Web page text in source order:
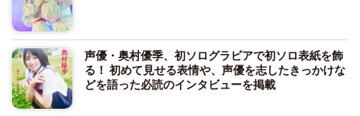
声優・奥村優季、初ソログラビアで初ソロ表紙を飾
る！ 初めて見せる表情や、声優を志したきっかけな
どを語った必読のインタビューを掲載